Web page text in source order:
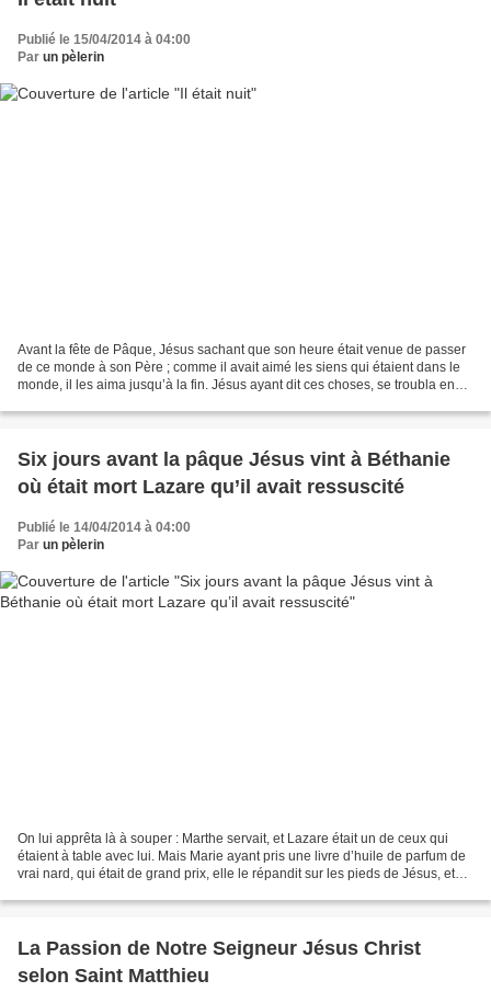
Publié le 15/04/2014 à 04:00
Par un pèlerin
Avant la fête de Pâque, Jésus sachant que son heure était venue de passer
de ce monde à son Père ; comme il avait aimé les siens qui étaient dans le
monde, il les aima jusqu’à la fin. Jésus ayant dit ces choses, se troubla en
Six jours avant la pâque Jésus vint à Béthanie
où était mort Lazare qu’il avait ressuscité
Publié le 14/04/2014 à 04:00
Par un pèlerin
On lui apprêta là à souper : Marthe servait, et Lazare était un de ceux qui
étaient à table avec lui. Mais Marie ayant pris une livre d’huile de parfum de
vrai nard, qui était de grand prix, elle le répandit sur les pieds de Jésus, et
La Passion de Notre Seigneur Jésus Christ
selon Saint Matthieu